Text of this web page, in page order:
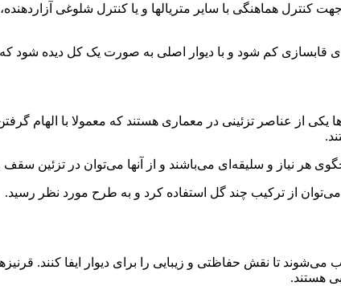
کنترل هماهنگی با سایر متریالها و یا کنترل شلوغی
قابسازی کم شود و با دیوار اصلی به صورت یک کل دیده شود
یکی از عناصر تزئینی در معماری هستند که معمولا با
هر نیاز و سلیقه‌ای می‌باشند و از آنها می‌توان در تزئین
از ترکیب چند گل استفاده کرد و به طرح مورد نظر رسید.
می‌شوند تا نقش حفاظتی و زیبایی را برای دیوار ایفا کنند.
هستند.